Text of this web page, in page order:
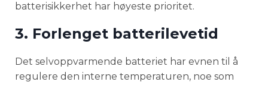
batterisikkerhet har høyeste prioritet.
3. Forlenget batterilevetid
Det selvoppvarmende batteriet har evnen til å
regulere den interne temperaturen, noe som